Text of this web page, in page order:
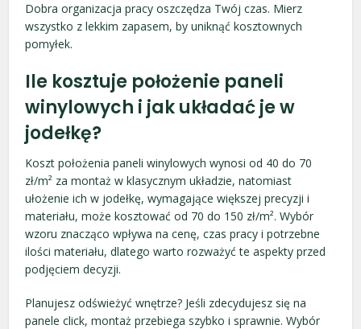
Dobra organizacja pracy oszczędza Twój czas. Mierz
wszystko z lekkim zapasem, by uniknąć kosztownych
pomyłek.
Ile kosztuje położenie paneli
winylowych i jak układać je w
jodełkę?
Koszt położenia paneli winylowych wynosi od 40 do 70
zł/m² za montaż w klasycznym układzie, natomiast
ułożenie ich w jodełkę, wymagające większej precyzji i
materiału, może kosztować od 70 do 150 zł/m². Wybór
wzoru znacząco wpływa na cenę, czas pracy i potrzebne
ilości materiału, dlatego warto rozważyć te aspekty przed
podjęciem decyzji.
Planujesz odświeżyć wnętrze? Jeśli zdecydujesz się na
panele click, montaż przebiega szybko i sprawnie. Wybór